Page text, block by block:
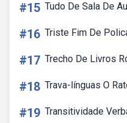
#15 Tudo De Sala De
#16 Triste Fim De
#17 Trecho De Livros
#18 Trava-línguas O
#19 Transitividade